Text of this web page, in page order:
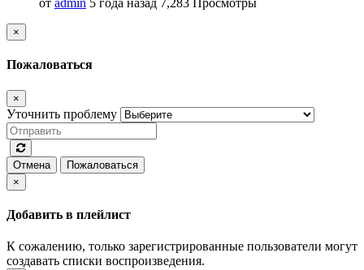
от admin 5 года назад 7,283 Просмотры
×
Пожаловаться
×
Уточнить проблему
Отмена
Пожаловаться
×
Добавить в плейлист
К сожалению, только зарегистрированные пользователи могут
создавать списки воспроизведения.